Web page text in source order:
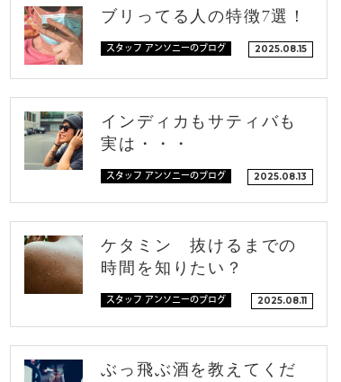
ブリってる人の特徴7選！
スタッフ アンソニーのブログ 2025.08.15
インディカもサティバも
実は・・・
スタッフ アンソニーのブログ 2025.08.13
ケタミン 抜けるまでの
時間を知りたい？
スタッフ アンソニーのブログ 2025.08.11
ぶっ飛ぶ酒を教えてくだ